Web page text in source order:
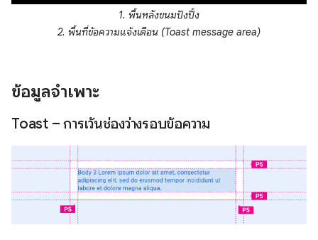
1. พื้นหลังขนมปังปิ้ง
2. พื้นที่ข้อความแจ้งเตือน (Toast message area)
ข้อมูลจำเพาะ
Toast – การเว้นช่องว่างรอบข้อความ